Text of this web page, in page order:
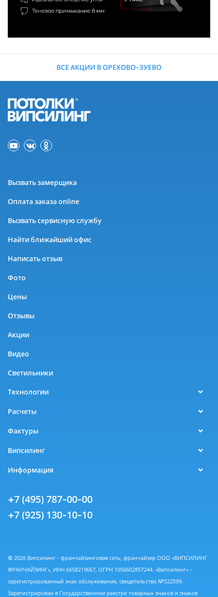
ВСЕ АКЦИИ В ОРЕХОВО-ЗУЕВО
Вызвать замерщика
Оплата заказа online
Вызвать сервисную службу
Найти ближайший офис
Написать отзыв
Фото
Цены
Отзывы
Акции
Видео
Светильники
Технологии
Расчеты
Фактуры
Випсилинг
Информация
+7 (495) 787-00-00
+7 (925) 130-10-10
© 2026 Випсилинг - франчайзинговая сеть, франчайзер ООО «ВИПСИЛИНГ
ФРАНЧАЙЗИНГ», ИНН 6658219667, ОГРН 1056602857244. «Випсилинг» -
зарегистрированный знак обслуживания, свидетельство №522599.
Зарегистрирован в Государственном реестре товарных знаков и знаков